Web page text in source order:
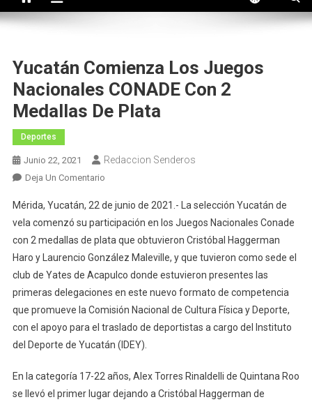
Yucatán Comienza Los Juegos
Nacionales CONADE Con 2
Medallas De Plata
Deportes
Junio 22, 2021 Redaccion Senderos
Deja Un ComentarioEn
Comienza
Los
Juegos
Nacionales
CONADE
Con
Medallas
Plata
Mérida, Yucatán, 22 de junio de 2021.- La selección Yucatán de
vela comenzó su participación en los Juegos Nacionales Conade
con 2 medallas de plata que obtuvieron Cristóbal Haggerman
Haro y Laurencio González Maleville, y que tuvieron como sede el
club de Yates de Acapulco donde estuvieron presentes las
primeras delegaciones en este nuevo formato de competencia
que promueve la Comisión Nacional de Cultura Física y Deporte,
con el apoyo para el traslado de deportistas a cargo del Instituto
del Deporte de Yucatán (IDEY).
En la categoría 17-22 años, Alex Torres Rinaldelli de Quintana Roo
se llevó el primer lugar dejando a Cristóbal Haggerman de